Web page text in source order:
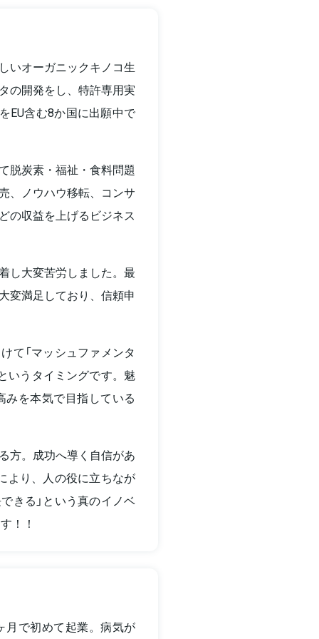
いオーガニックキノコ生
の開発をし、特許専用実
EU含む8か国に出願中で
脱炭素・福祉・食料問題
、ノウハウ移転、コンサ
の収益を上げるビジネス
し大変苦労しました。最
変満足しており、信頼申
て「マッシュファメンタ
いうタイミングです。魅
みを本気で目指している
方。成功へ導く自信があ
より、人の役に立ちなが
きる」という真のイノベ
！！
月で初めて起業。病気が